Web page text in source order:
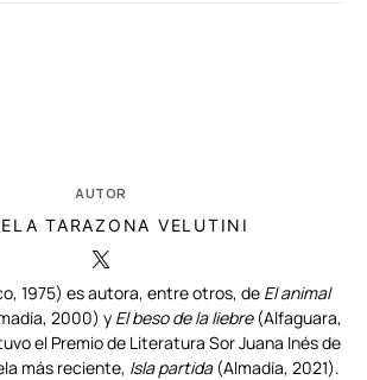
AUTOR
TARAZONA VELUTINI
1975) es autora, entre otros, de El animal
2000) y El beso de la liebre(Alfaguara,
el Premio de Literatura Sor Juana Inés de
más reciente, Isla partida(Almadía, 2021).